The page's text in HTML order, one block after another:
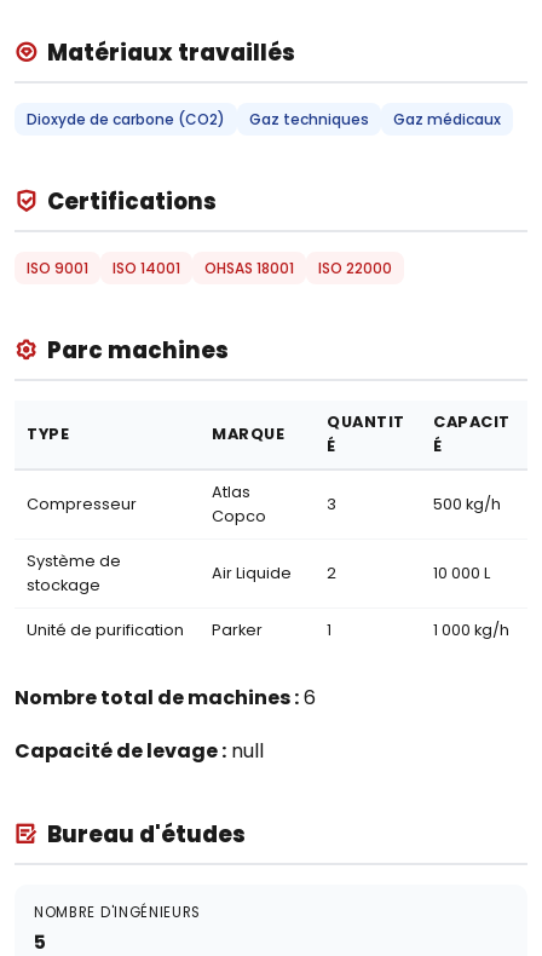
Matériaux travaillés
Dioxyde de carbone (CO2) Gaz techniques Gaz médicaux
Certifications
ISO 9001 ISO 14001 OHSAS 18001 ISO 22000
Parc machines
TYPE MARQUE
QUANTIT
É
CAPACIT
É
Compresseur
Atlas
Copco
3 500 kg/h
Système de
stockage
Air Liquide 2 10 000 L
Unité de purification Parker 1 1 000 kg/h
Nombre total de machines :6
Capacité de levage : null
Bureau d'études
NOMBRE D'INGÉNIEURS
5